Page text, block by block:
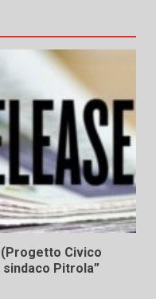
(Progetto Civico
sindaco Pitrola”